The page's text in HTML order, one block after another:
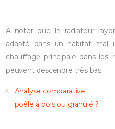
A noter que le radiateur
adapté dans un habitat mal
chauffage principale dans les
peuvent descendre très bas.
Analyse comparative :
poêle à bois ou granulé ?